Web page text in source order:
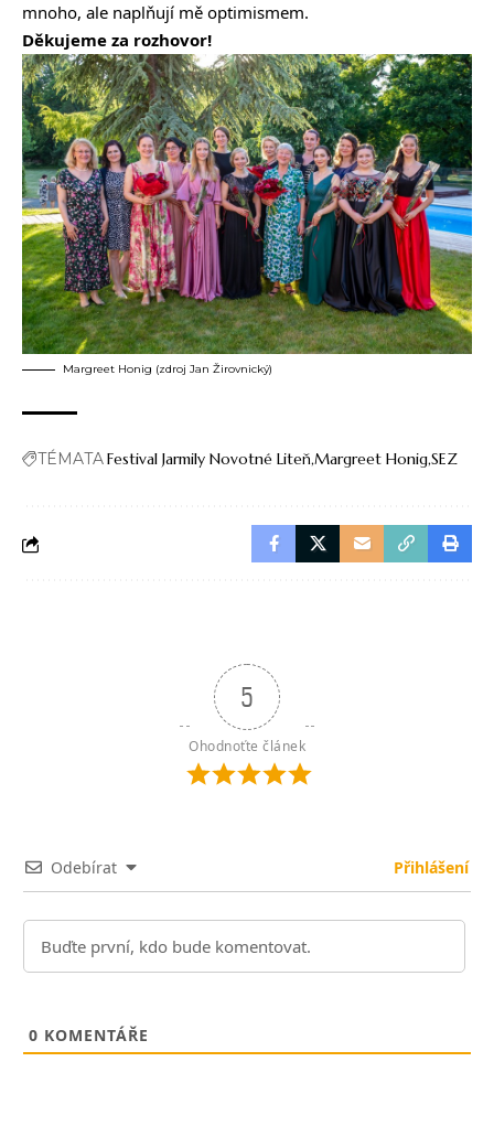
mnoho, ale naplňují mě optimismem.
Děkujeme za rozhovor!
Margreet Honig (zdroj Jan Žirovnický)
TÉMATAFestival Jarmily Novotné LiteňMargreet HonigSEZ
5
Ohodnoťte článek
Odebírat Přihlášení
0 KOMENTÁŘE